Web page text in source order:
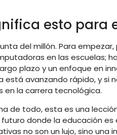
esto para
del millón. Para
en las escuelas;
plazo y un enfoque en
está avanzando rápido, y si
en la carrera tecnológica.
de todo, esta es una
donde la educación es
no son un lujo, sino una